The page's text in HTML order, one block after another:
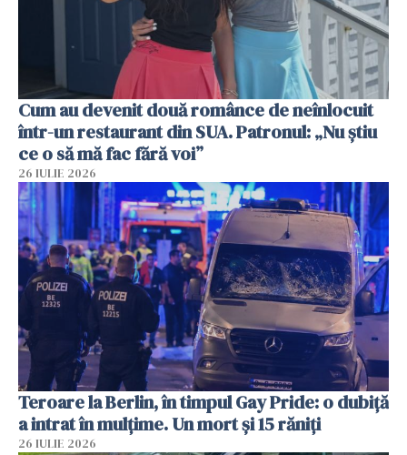
Cum au devenit două românce de neînlocuit
într-un restaurant din SUA. Patronul: „Nu știu
ce o să mă fac fără voi”
26 IULIE 2026
Teroare la Berlin, în timpul Gay Pride: o dubiță
a intrat în mulțime. Un mort și 15 răniți
26 IULIE 2026